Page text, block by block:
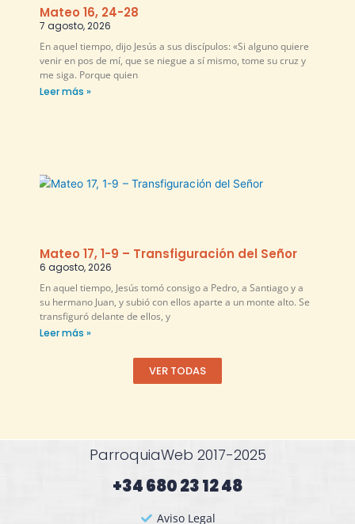
Mateo 16, 24-28
7 agosto, 2026
En aquel tiempo, dijo Jesús a sus discípulos: «Si alguno quiere
venir en pos de mí, que se niegue a sí mismo, tome su cruz y
me siga. Porque quien
Leer más »
Mateo 17, 1-9 – Transfiguración del Señor
6 agosto, 2026
En aquel tiempo, Jesús tomó consigo a Pedro, a Santiago y a
su hermano Juan, y subió con ellos aparte a un monte alto. Se
transfiguró delante de ellos, y
Leer más »
VER TODAS
ParroquiaWeb 2017-2025
+34 680 23 12 48​
Aviso Legal